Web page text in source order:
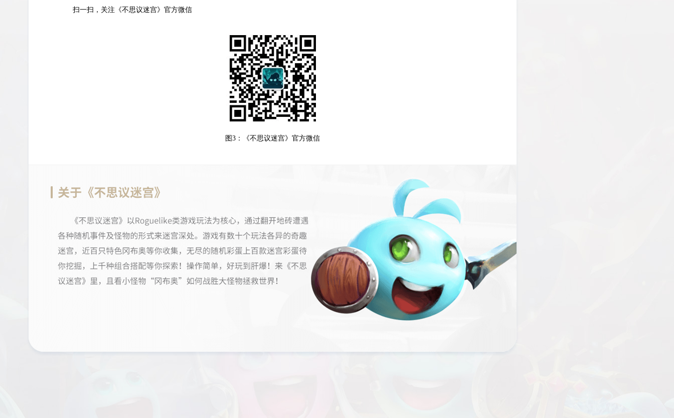
扫一扫，关注《不思议迷宫》官方微信
图3：《不思议迷宫》官方微信